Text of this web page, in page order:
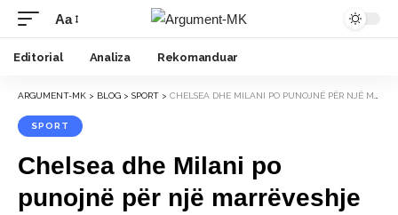
Font
Resizer
Aa
Editorial Analiza Rekomanduar
ARGUMENT-MK > BLOG > SPORT > CHELSEA DHE MILANI PO PUNOJNË PËR NJË MARRËVESHJE SENSACIONALE SHKËMBIMI GJATË VERËS ME TRE YJE TË PËRFSHIRË
SPORT
Chelsea dhe Milani po
punojnë për një marrëveshje